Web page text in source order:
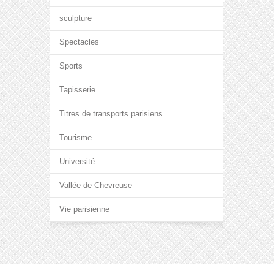
sculpture
Spectacles
Sports
Tapisserie
Titres de transports parisiens
Tourisme
Université
Vallée de Chevreuse
Vie parisienne